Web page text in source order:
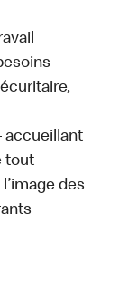
accueillant
tout
des